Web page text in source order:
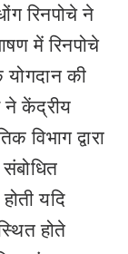
रिनपोचे ने
में रिनपोचे
योगदान की
ने केंद्रीय
विभाग द्वारा
यदि
होते